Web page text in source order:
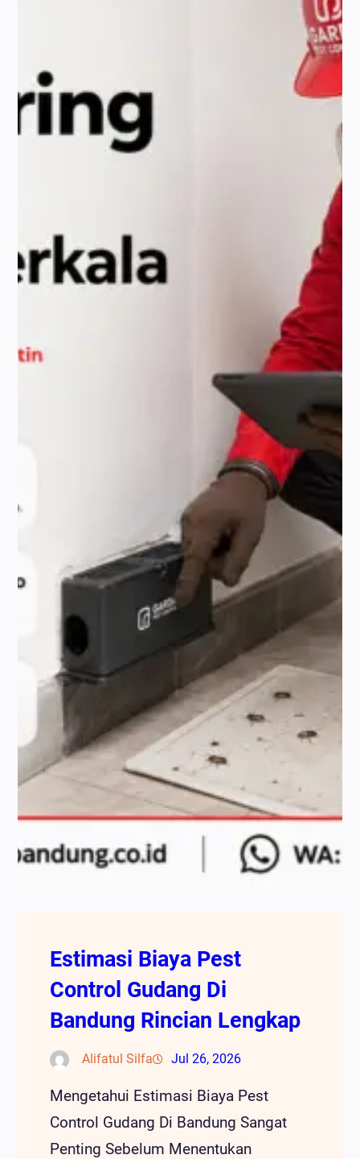
Estimasi Biaya Pest
Control Gudang Di
Bandung Rincian Lengkap
Alifatul Silfa Jul 26, 2026
Mengetahui Estimasi Biaya Pest
Control Gudang Di Bandung Sangat
Penting Sebelum Menentukan